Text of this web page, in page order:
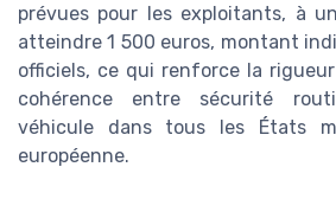
prévues pour les exploitants, à
atteindre 1 500 euros, montant
officiels, ce qui renforce la
cohérence entre sécurité
véhicule dans tous les États
européenne.